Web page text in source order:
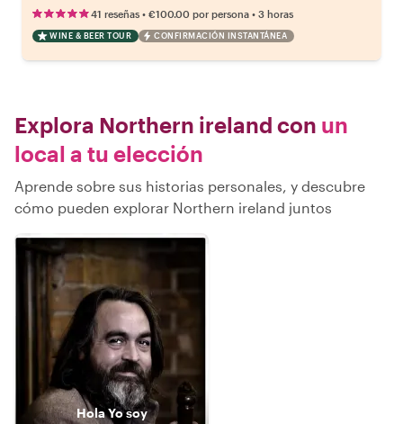
41 reseñas • €100.00 por persona • 3 horas
WINE & BEER TOUR CONFIRMACIÓN INSTANTÁNEA
Explora Northern ireland con un
local a tu elección
Aprende sobre sus historias personales, y descubre
cómo pueden explorar Northern ireland juntos
Hola Yo soy